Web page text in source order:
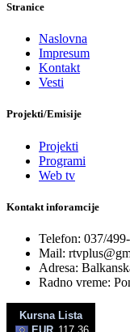
Stranice
Naslovna
Impresum
Kontakt
Vesti
Projekti/Emisije
Projekti
Programi
Web tv
Kontakt inforamcije
Telefon: 037/
Mail:
Adresa:
Radno vreme: